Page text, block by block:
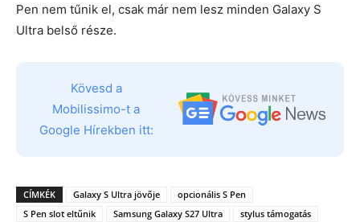
Pen nem tűnik el, csak már nem lesz minden Galaxy S
Ultra belső része.
Kövesd a
Mobilissimo-t a
Google Hírekben itt:
CÍMKÉK Galaxy S Ultra jövője
opcionális S Pen
S Pen slot eltűnik
Samsung Galaxy S27 Ultra stylus támogatás